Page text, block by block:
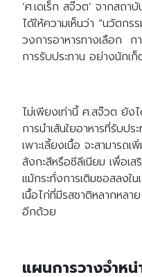
‘ศ.เดเร็ก สจ๊วต’ จากสถ
ได้ให้ความเห็นว่า “นวัตก
วงการอาหารทางเลือก ก
การรับประทาน อย่างนักเ
ไม่เพียงเท่านี้ ศ.สจ๊วต ยัง
การนำเส้นใยอาหารที่รับปร
เพาะเลี้ยงเนื้อ จะสามารถ
สังกะสีหรือซีลีเนียม เพื่อเ
แม้กระทั่งการเติมซอสลง
เนื้อไก่ที่มีรสชาติหลากหลา
อีกด้วย
แผนการวางจำหน่